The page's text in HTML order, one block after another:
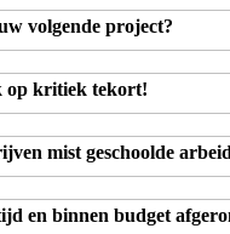
volgende project?
op kritiek tekort!
mist geschoolde
en binnen budget